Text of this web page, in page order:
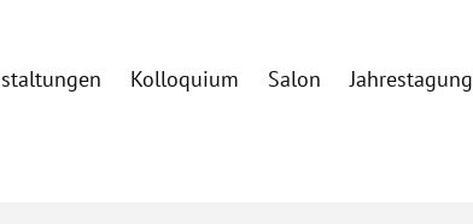
Kolloquium Salon Jahrestagung